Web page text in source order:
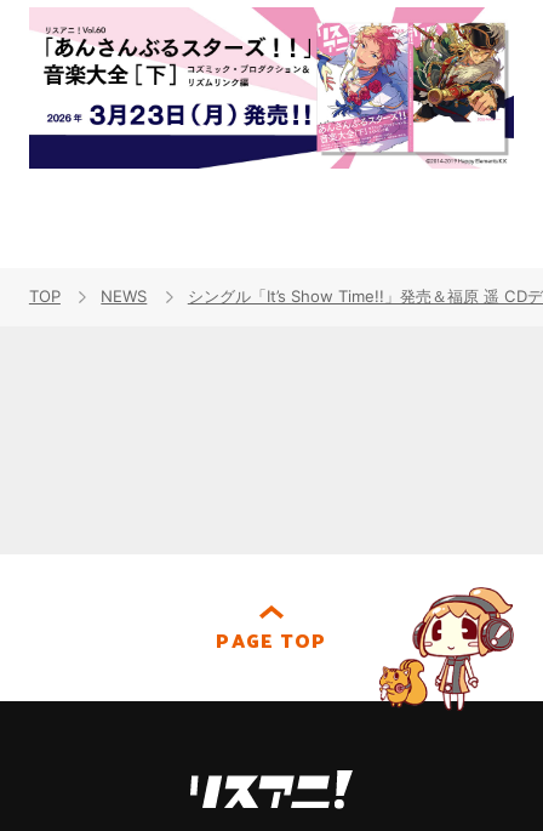
TOP NEWS シングル「It’s Show Time!!」発売＆福原 遥 CD
PAGE TOP